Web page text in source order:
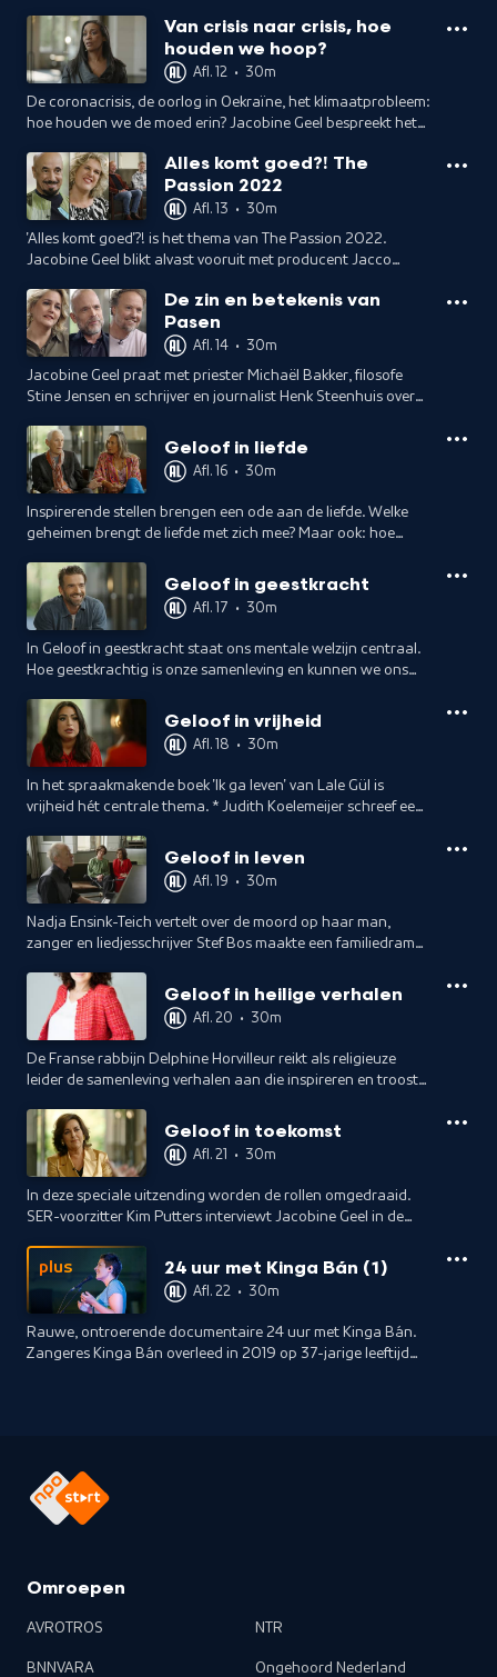
Van crisis naar crisis, hoe
houden we hoop?
Afl. 12 • 30m
De coronacrisis, de oorlog in Oekraïne, het klimaatprobleem:
hoe houden we de moed erin? Jacobine Geel bespreekt het
Claartje Kruijff.
Alles komt goed?! The
Passion 2022
Afl. 13 • 30m
'Alles komt goed'?! is het thema van The Passion 2022.
Jacobine Geel blikt alvast vooruit met producent Jacco
acteur Sabri Saad el Hamus.De zin en betekenis van
Pasen
Afl. 14 • 30m
Jacobine Geel praat met priester Michaël Bakker, filosofe
Stine Jensen en schrijver en journalist Henk Steenhuis over
Geloof in liefde
Afl. 16 • 30m
Inspirerende stellen brengen een ode aan de liefde. Welke
geheimen brengt de liefde met zich mee? Maar ook: hoe
verbroken worden?
Geloof in geestkracht
Afl. 17 • 30m
In Geloof in geestkracht staat ons mentale welzijn centraal.
Hoe geestkrachtig is onze samenleving en kunnen we ons
Geloof in vrijheid
Afl. 18 • 30m
In het spraakmakende boek 'Ik ga leven' van Lale Gül is
vrijheid hét centrale thema. * Judith Koelemeijer schreef een
psycholoog/hoogleraar Liesbeth Woertman.
Geloof in leven
Afl. 19 • 30m
Nadja Ensink-Teich vertelt over de moord op haar man,
zanger en liedjesschrijver Stef Bos maakte een familiedrama
de keuzes voor het leven.Geloof in heilige verhalen
Afl. 20 • 30m
De Franse rabbijn Delphine Horvilleur reikt als religieuze
leider de samenleving verhalen aan die inspireren en troost
verhalen?
Geloof in toekomst
Afl. 21 • 30m
In deze speciale uitzending worden de rollen omgedraaid.
SER-voorzitter Kim Putters interviewt Jacobine Geel in de
plus 24 uur met Kinga Bán (1)
Afl. 22 • 30m
Rauwe, ontroerende documentaire 24 uur met Kinga Bán.
Zangeres Kinga Bán overleed in 2019 op 37-jarige leeftijd
Omroepen
AVROTROS
BNNVARA
NTR
Ongehoord Nederland